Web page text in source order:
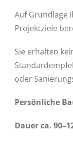
Auf Grundlage
Projektziele
Sie erhalten
oder
Persönliche
Dauer ca.